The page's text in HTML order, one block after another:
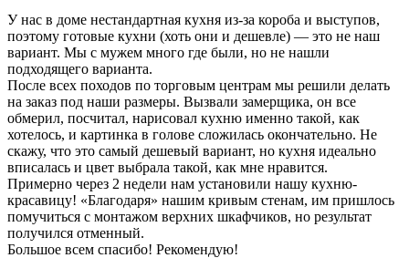
У нас в доме нестандартная кухня из-за короба и выступов,
поэтому готовые кухни (хоть они и дешевле) — это не наш
вариант. Мы с мужем много где были, но не нашли
подходящего варианта.
После всех походов по торговым центрам мы решили делать
на заказ под наши размеры. Вызвали замерщика, он все
обмерил, посчитал, нарисовал кухню именно такой, как
хотелось, и картинка в голове сложилась окончательно. Не
скажу, что это самый дешевый вариант, но кухня идеально
вписалась и цвет выбрала такой, как мне нравится.
Примерно через 2 недели нам установили нашу кухню-
красавицу! «Благодаря» нашим кривым стенам, им пришлось
помучиться с монтажом верхних шкафчиков, но результат
получился отменный.
Большое всем спасибо! Рекомендую!